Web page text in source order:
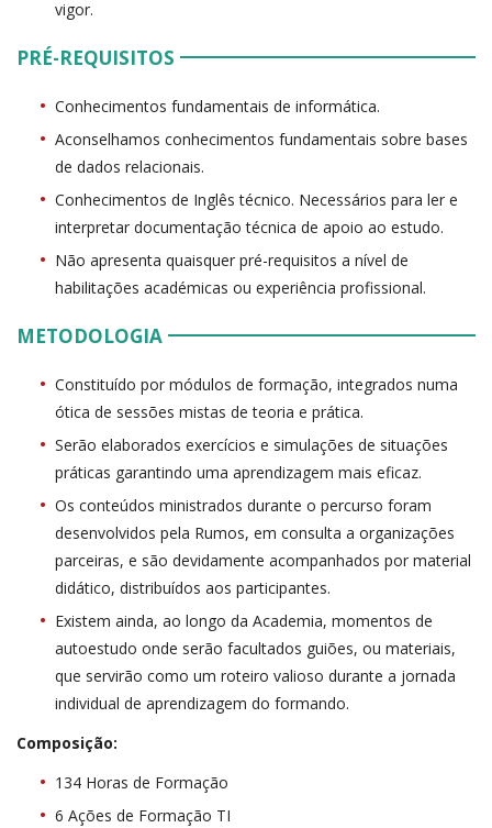
vigor.
PRÉ-REQUISITOS
Conhecimentos fundamentais de informática.
Aconselhamos conhecimentos fundamentais sobre bases
de dados relacionais.
Conhecimentos de Inglês técnico. Necessários para ler e
interpretar documentação técnica de apoio ao estudo.
Não apresenta quaisquer pré-requisitos a nível de
habilitações académicas ou experiência profissional.
METODOLOGIA
Constituído por módulos de formação, integrados numa
ótica de sessões mistas de teoria e prática.
Serão elaborados exercícios e simulações de situações
práticas garantindo uma aprendizagem mais eficaz.
Os conteúdos ministrados durante o percurso foram
desenvolvidos pela Rumos, em consulta a organizações
parceiras, e são devidamente acompanhados por material
didático, distribuídos aos participantes.
Existem ainda, ao longo da Academia, momentos de
autoestudo onde serão facultados guiões, ou materiais,
que servirão como um roteiro valioso durante a jornada
individual de aprendizagem do formando.
Composição:
134 Horas de Formação
6 Ações de Formação TI